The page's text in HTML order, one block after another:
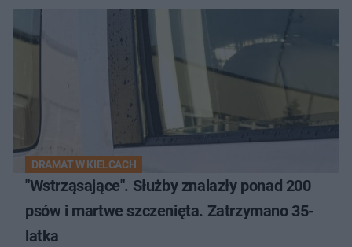
DRAMAT W KIELCACH
"Wstrząsające". Służby znalazły ponad 200
psów i martwe szczenięta. Zatrzymano 35-
latka